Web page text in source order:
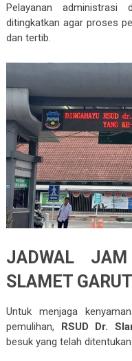
Pelayanan
ditingkatkan agar proses
dan tertib.
JADWAL
SLAMET GARUT
Untuk menjaga
pemulihan,
RSUD Dr.
besuk yang telah ditentukan.